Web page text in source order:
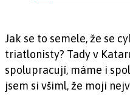
Jak se to semele, že se
triatlonisty? Tady v
spolupracují, máme i
jsem si všiml, že moji